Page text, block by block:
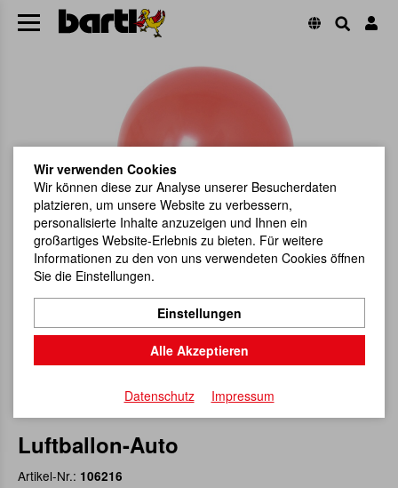
Luftballon-Auto
Artikel-Nr.: 106216
Wir verwenden Cookies
Wir können diese zur Analyse unserer Besucherdaten
platzieren, um unsere Website zu verbessern,
personalisierte Inhalte anzuzeigen und Ihnen ein
großartiges Website-Erlebnis zu bieten. Für weitere
Informationen zu den von uns verwendeten Cookies öffnen
Sie die Einstellungen.
Einstellungen
Alle Akzeptieren
Datenschutz Impressum